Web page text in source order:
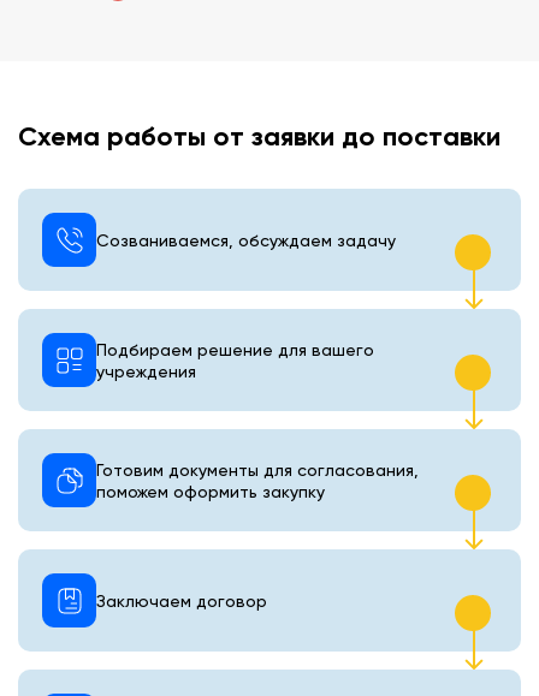
Схема работы от заявки до поставки
Созваниваемся, обсуждаем задачу
Подбираем решение для вашего
учреждения
Готовим документы для согласования,
поможем оформить закупку
Заключаем договор